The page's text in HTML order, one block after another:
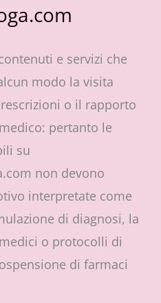
e servizi che
modo la visita
o il rapporto
pertanto le
su
non devono
interpretate come
di diagnosi, la
o protocolli di
di farmaci